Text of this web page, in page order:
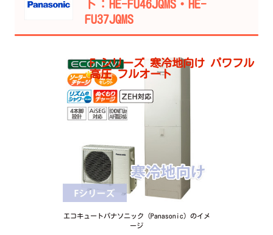
ト：HE-FU46JQMS・HE-
FU37JQMS
F シリーズ 寒冷地向け パワフル
高圧 フルオート
エコキュートパナソニック（Panasonic）のイメ
ージ